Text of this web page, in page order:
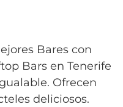
Bares con
Bars en Tenerife
Ofrecen
deliciosos.